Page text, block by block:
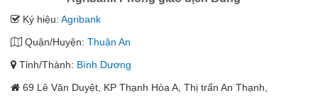
Ký hiệu: Agribank
Quận/Huyện: Thuận An
Tỉnh/Thành: Bình Dương
69 Lê Văn Duyệt, KP Thạnh Hòa A, Thị trấn An Thạnh,